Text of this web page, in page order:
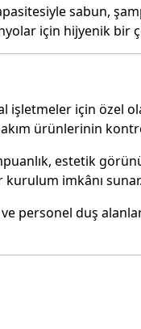
sabun,
için hijyenik bir
işletmeler için özel
ürünlerinin
estetik
imkânı sunar.
personel duş